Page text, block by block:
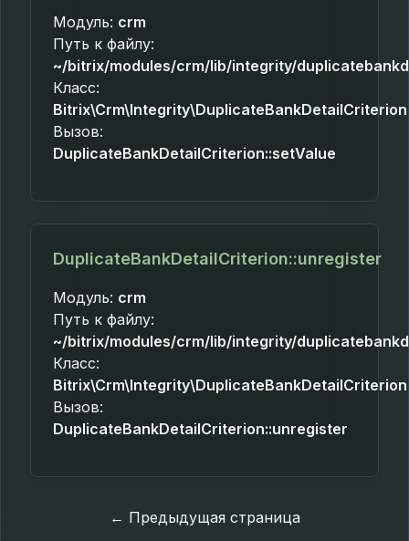
Модуль: crm
Путь к файлу:
~/bitrix/modules/crm/lib/integrity/
Класс:
Bitrix\Crm\Integrity\DuplicateBankDetailCriterion
Вызов:
DuplicateBankDetailCriterion::setValue
DuplicateBankDetailCriterion::unregister
Модуль: crm
Путь к файлу:
~/bitrix/modules/crm/lib/integrity/
Класс:
Bitrix\Crm\Integrity\DuplicateBankDetailCriterion
Вызов:
DuplicateBankDetailCriterion::unregister
← Предыдущая страница